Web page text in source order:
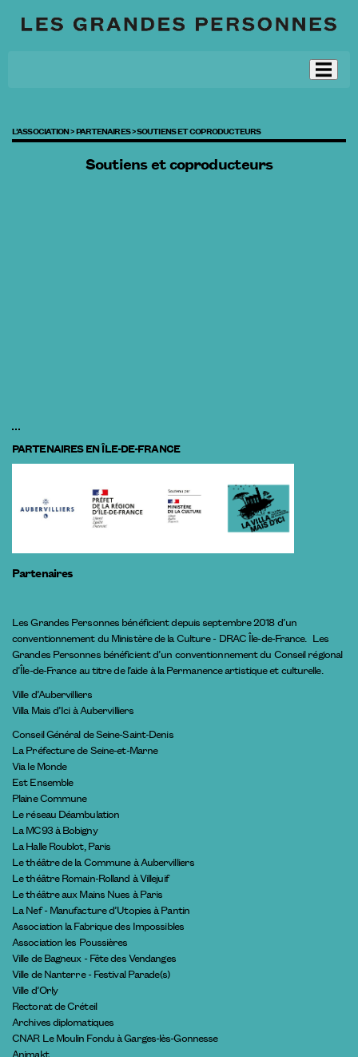
L’ASSOCIATION >PARTENAIRES >SOUTIENS ET COPRODUCTEURS
Soutiens et coproducteurs
PARTENAIRES EN ÎLE-DE-FRANCE
Partenaires
Les Grandes Personnes bénéficient depuis septembre 2018 d’un
conventionnement du Ministère de la Culture - DRAC Île-de-France. Les
Grandes Personnes bénéficient d’un conventionnement du Conseil régional
d’Île-de-France au titre de l’aide à la Permanence artistique et culturelle.
Ville d’Aubervilliers
Villa Mais d’Ici à Aubervilliers
Conseil Général de Seine-Saint-Denis
La Préfecture de Seine-et-Marne
Via le Monde
Est Ensemble
Plaine Commune
Le réseau Déambulation
La MC93 à Bobigny
La Halle Roublot, Paris
Le théâtre de la Commune à Aubervilliers
Le théâtre Romain-Rolland à Villejuif
Le théâtre aux Mains Nues à Paris
La Nef - Manufacture d’Utopies à Pantin
Association la Fabrique des Impossibles
Association les Poussières
Ville de Bagneux - Fête des Vendanges
Ville de Nanterre - Festival Parade(s)
Ville d’Orly
Rectorat de Créteil
Archives diplomatiques
CNAR Le Moulin Fondu à Garges-lès-Gonnesse
Animakt